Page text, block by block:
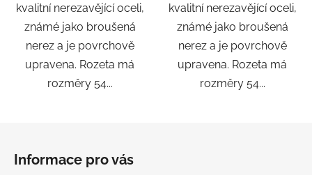
kvalitní nerezavějící oceli,
známé jako broušená
nerez a je povrchově
upravena. Rozeta má
rozměry 54...
kvalitní nerezavějící oceli,
známé jako broušená
nerez a je povrchově
upravena. Rozeta má
rozměry 54...
Informace pro vás